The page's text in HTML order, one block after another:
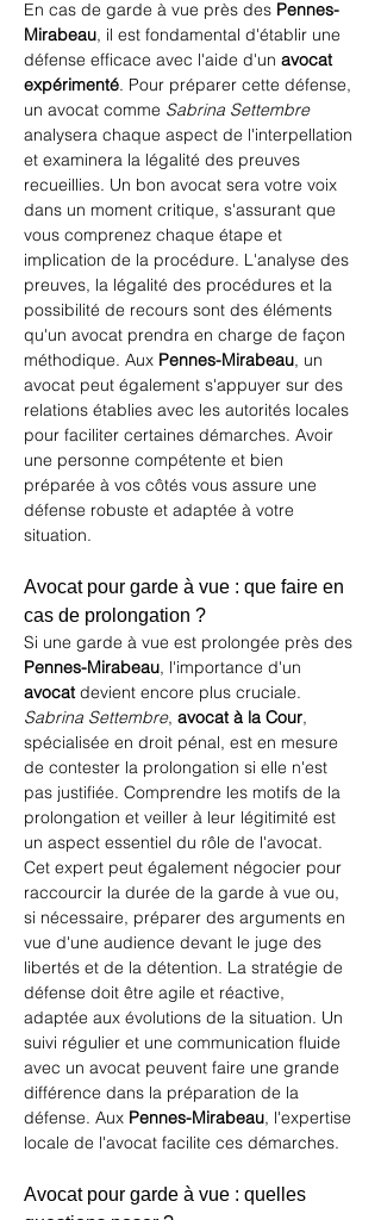
En cas de garde à vue près des Pennes-
Mirabeau, il est fondamental d'établir une
défense efficace avec l'aide d'un avocat
expérimenté. Pour préparer cette défense,
un avocat comme Sabrina Settembre
analysera chaque aspect de l'interpellation
et examinera la légalité des preuves
recueillies. Un bon avocat sera votre voix
dans un moment critique, s'assurant que
vous comprenez chaque étape et
implication de la procédure. L'analyse des
preuves, la légalité des procédures et la
possibilité de recours sont des éléments
qu'un avocat prendra en charge de façon
méthodique. Aux Pennes-Mirabeau, un
avocat peut également s'appuyer sur des
relations établies avec les autorités locales
pour faciliter certaines démarches. Avoir
une personne compétente et bien
préparée à vos côtés vous assure une
défense robuste et adaptée à votre
situation.
Avocat pour garde à vue : que faire en
cas de prolongation ?
Si une garde à vue est prolongée près des
Pennes-Mirabeau, l'importance d'un
avocat devient encore plus cruciale.
Sabrina Settembre, avocat à la Cour,
spécialisée en droit pénal, est en mesure
de contester la prolongation si elle n'est
pas justifiée. Comprendre les motifs de la
prolongation et veiller à leur légitimité est
un aspect essentiel du rôle de l'avocat.
Cet expert peut également négocier pour
raccourcir la durée de la garde à vue ou,
si nécessaire, préparer des arguments en
vue d'une audience devant le juge des
libertés et de la détention. La stratégie de
défense doit être agile et réactive,
adaptée aux évolutions de la situation. Un
suivi régulier et une communication fluide
avec un avocat peuvent faire une grande
différence dans la préparation de la
défense. Aux Pennes-Mirabeau, l'expertise
locale de l'avocat facilite ces démarches.
Avocat pour garde à vue : quelles